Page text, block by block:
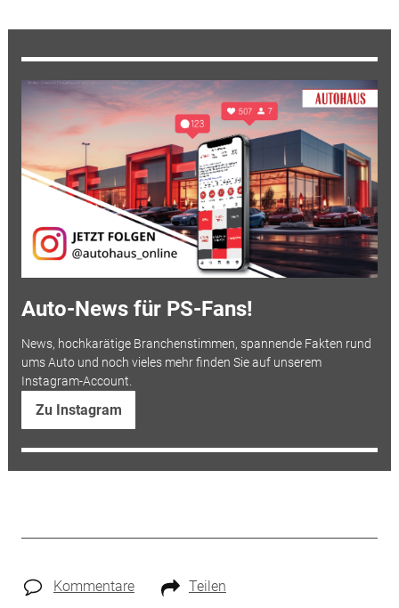
Auto-News für PS-Fans!
News, hochkarätige Branchenstimmen, spannende Fakten rund
ums Auto und noch vieles mehr finden Sie auf unserem
Instagram-Account.
Zu Instagram
Kommentare Teilen